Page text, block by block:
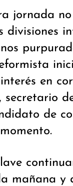
jornada
divisiones
en
de
mañana y